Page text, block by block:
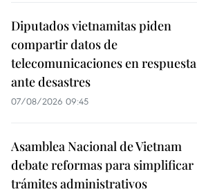
Diputados vietnamitas piden
compartir datos de
telecomunicaciones en respuesta
ante desastres
07/08/2026 09:45
Asamblea Nacional de Vietnam
debate reformas para simplificar
trámites administrativos